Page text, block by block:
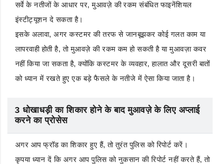
सर्वे के नतीजों के आधार पर, मुआवज़े की रकम संबंधित फाइनेंशियल
इंस्टीट्यूशन दे सकता है।
इसके अलावा, अगर कस्टमर की तरफ से जानबूझकर कोई गलत काम या
लापरवाही होती है, तो मुआवज़े की रकम कम हो सकती है या मुआवज़ा कवर
नहीं किया जा सकता है, क्योंकि कस्टमर के व्यवहार, हालात और दूसरी बातों
को ध्यान में रखते हुए एक बड़े फैसले के नतीजे में ऐसा किया जाता है।
3 धोखाधड़ी का शिकार होने के बाद मुआवज़े के लिए अप्लाई
करने का प्रोसेस
अगर आप फ्रॉड का शिकार हुए हैं, तो तुरंत पुलिस को रिपोर्ट करें।
कृपया ध्यान दें कि अगर आप पुलिस को नुकसान की रिपोर्ट नहीं करते हैं, तो